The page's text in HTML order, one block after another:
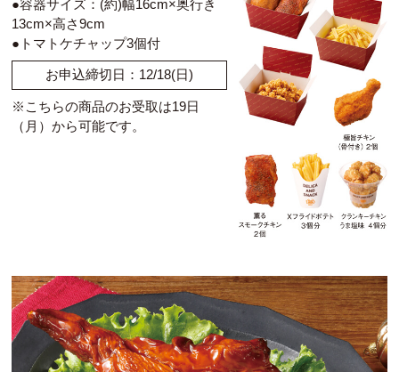
●容器サイズ：(約)幅16cm×奥行き
13cm×高さ9cm
●トマトケチャップ3個付
お申込締切日：12/18(日)
※こちらの商品のお受取は19日
（月）から可能です。